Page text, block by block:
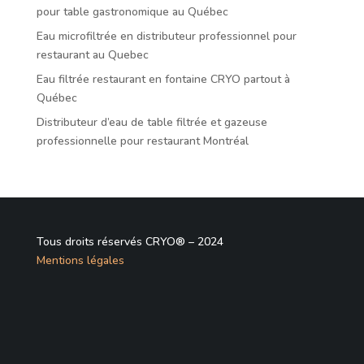
pour table gastronomique au Québec
Eau microfiltrée en distributeur professionnel pour
restaurant au Quebec
Eau filtrée restaurant en fontaine CRYO partout à
Québec
Distributeur d’eau de table filtrée et gazeuse
professionnelle pour restaurant Montréal
Tous droits réservés CRYO® – 2024
Mentions légales